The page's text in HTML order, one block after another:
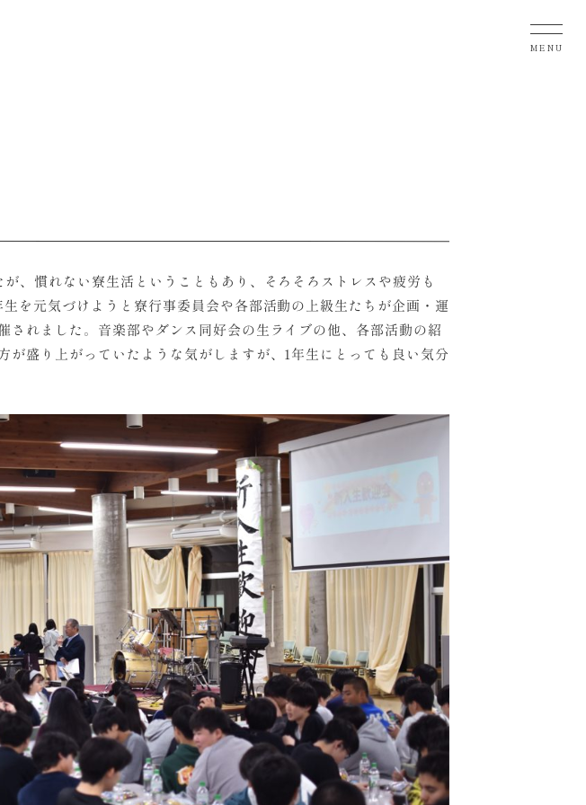
MENU
、慣れない寮生活ということもあり、そろそろストレスや疲労も
を元気づけようと寮行事委員会や各部活動の上級生たちが企画・運
されました。音楽部やダンス同好会の生ライブの他、各部活動の紹
が盛り上がっていたような気がしますが、1年生にとっても良い気分